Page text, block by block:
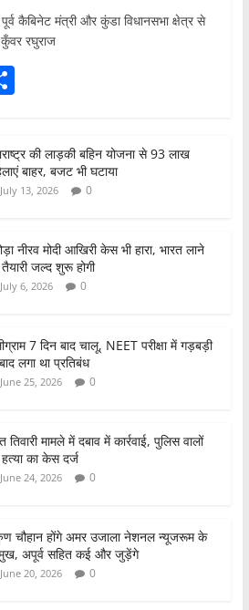
कैबिनेट मंत्री और कुंडा विधानसभा क्षेत्र से
रघुराज
S
ar
e की लाड़की बहिन योजना से 93 लाख
बाहर, बजट भी घटाया
July 13, 2026 0
नीरव मोदी आखिरी केस भी हारा, भारत लाने
जल्द शुरू होगी
July 6, 2026 0
7 दिन बाद चालू, NEET परीक्षा में गड़बड़ी
लगा था प्रतिबंध
June 25, 2026 0
तिवारी मामले में दबाव में कार्रवाई, पुलिस वालों
का केस दर्ज
June 24, 2026 0
चौहान होंगे अमर उजाला नेशनल न्यूजरूम के
अपूर्व सहित कई और जुड़ेंगे
June 20, 2026 0